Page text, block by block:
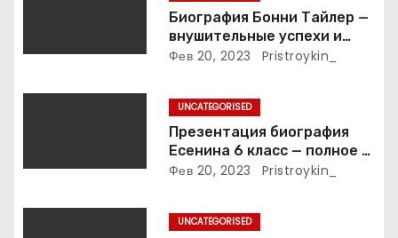
п
и
я
Биография Бонни Тайлер —
внушительные успехи и
интимные подробности
Фев 20, 2023 Pristroykin_
UNCATEGORISED
Презентация биография
Есенина 6 класс — полное и
подробное описание жизни
Фев 20, 2023 Pristroykin_
UNCATEGORISED